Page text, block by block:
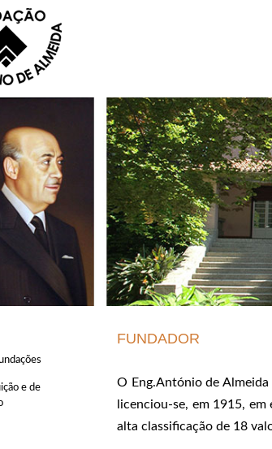
e de
FUNDADOR
O Eng.António de
licenciou-se, em 1915,
alta classificação de 18